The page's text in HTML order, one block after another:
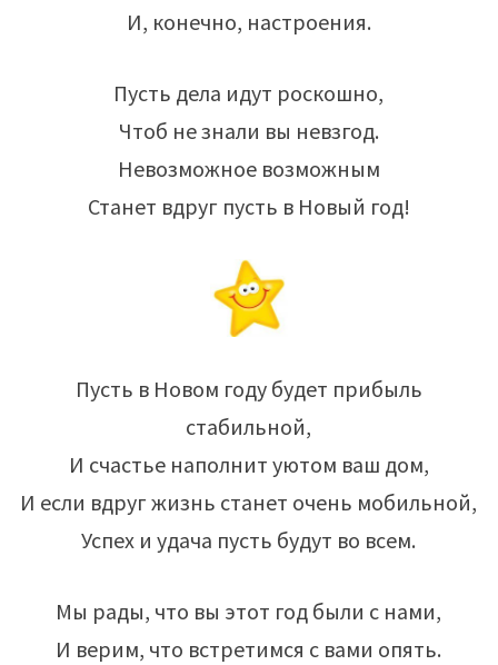
И, конечно, настроения.
Пусть дела идут роскошно,
Чтоб не знали вы невзгод.
Невозможное возможным
Станет вдруг пусть в Новый год!
Пусть в Новом году будет прибыль
стабильной,
И счастье наполнит уютом ваш дом,
И если вдруг жизнь станет очень мобильной,
Успех и удача пусть будут во всем.
Мы рады, что вы этот год были с нами,
И верим, что встретимся с вами опять.